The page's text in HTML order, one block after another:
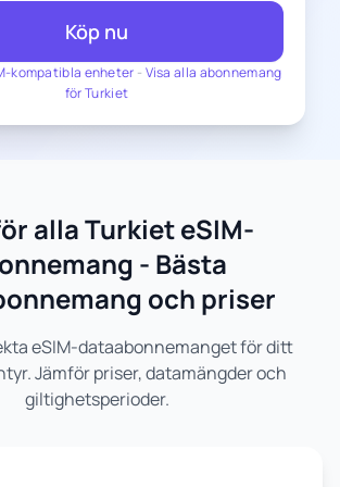
kompatibla enheter - Visa alla abonnemang
för Turkiet
Köp nu
alla Turkiet eSIM-
- Bästa
och priser
eSIM-dataabonnemanget för ditt
Jämför priser, datamängder och
giltighetsperioder.